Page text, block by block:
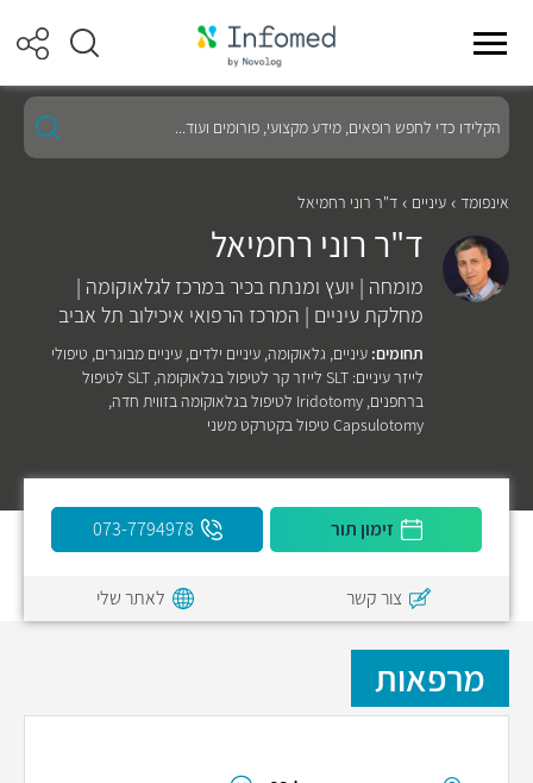
הקלידו
כדי
לחפש
מקצועי,
פורומים
ועוד...
אינפומד עיניים ד"ר רוני רחמיאל
ד"ר רוני רחמיאל
מומחה | יועץ ומנתח בכיר במרכז לגלאוקומה |
מחלקת עיניים | המרכז הרפואי איכילוב תל אביב
תחומים: עיניים, גלאוקומה, עיניים ילדים, עיניים מבוגרים, טיפולי
לייזר עיניים: SLT לייזר קר לטיפול בגלאוקומה, SLT לטיפול
ברחפנים, Iridotomy לטיפול בגלאוקומה בזווית חדה,
Capsulotomy טיפול בקטרקט משני
זימון תור 073-7794978
צור קשר לאתר שלי
מרפאות